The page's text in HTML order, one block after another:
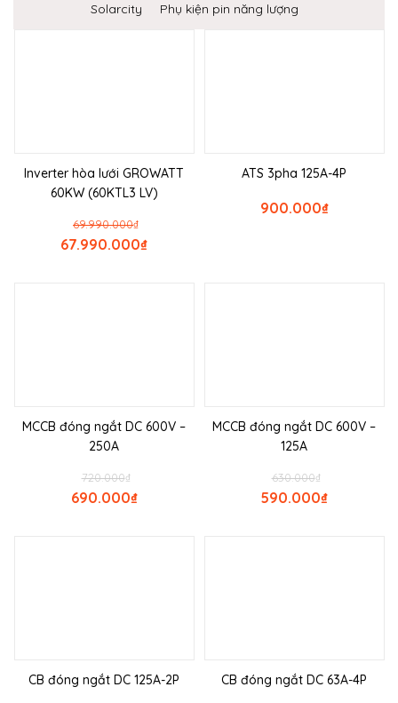
Solarcity
Phụ kiện pin năng lượng
Inverter hòa lưới GROWATT
60KW (60KTL3 LV)
₫
69.990.000
₫
67.990.000
ATS 3pha 125A-4P
₫
900.000
MCCB đóng ngắt DC 600V –
250A
₫
720.000
₫
690.000
MCCB đóng ngắt DC 600V –
125A
₫
630.000
₫
590.000
CB đóng ngắt DC 125A-2P CB đóng ngắt DC 63A-4P